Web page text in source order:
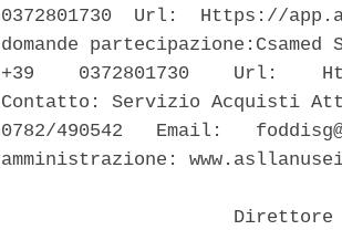
0372801730  Url:  Https://
domande
+39    0372801730    Url:
Contatto: Servizio Acquisti
0782/490542   Email:
amministrazione: